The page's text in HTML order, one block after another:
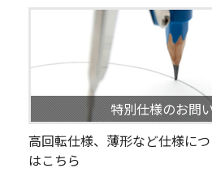
特別仕様のお問
高回転仕様、薄形など仕様に
はこちら